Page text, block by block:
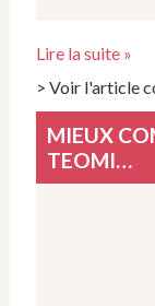
Lire la suite »
> Voir l'article
MIEUX
TEOMI…